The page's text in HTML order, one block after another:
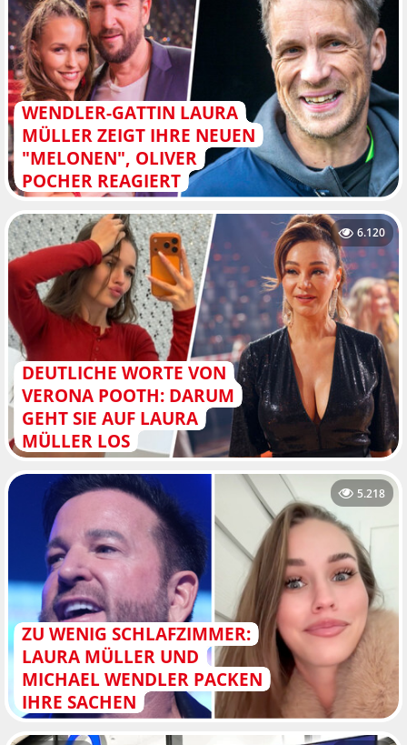
WENDLER-GATTIN LAURA
MÜLLER ZEIGT IHRE NEUEN
"MELONEN", OLIVER
POCHER REAGIERT
DEUTLICHE WORTE VON
VERONA POOTH: DARUM
GEHT SIE AUF LAURA
MÜLLER LOS
6.120
ZU WENIG SCHLAFZIMMER:
LAURA MÜLLER UND
MICHAEL WENDLER PACKEN
IHRE SACHEN
5.218